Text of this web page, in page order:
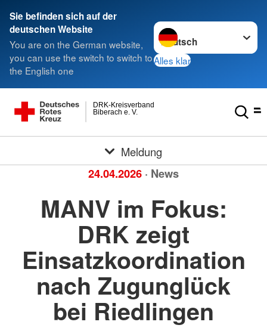
Sie befinden sich auf der
deutschen Website
You are on the German website,
you can use the switch to switch to
the English one
Sprache wechseln zu
Alles klar
Biberach e. V.
DRK-Kreisverband
Meldung
24.04.2026 · News
MANV im Fokus:
DRK zeigt
Einsatzkoordination
nach Zugunglück
bei Riedlingen